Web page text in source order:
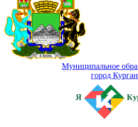
Муниципальное
город Курган
Я